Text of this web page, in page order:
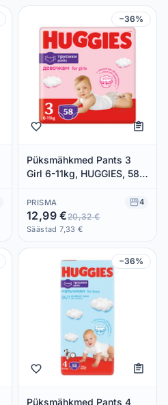
−36%
Püksmähkmed Pants 3
Girl 6-11kg, HUGGIES, 58
PRISMA 4
12,99 €20,32 €
Säästad 7,33 €
−36%
Püksmähkmed Pants 4